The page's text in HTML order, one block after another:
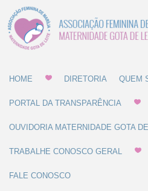
HOME DIRETORIA QUEM
PORTAL DA TRANSPARÊNCIA
OUVIDORIA MATERNIDADE GOTA
TRABALHE CONOSCO GERAL
FALE CONOSCO